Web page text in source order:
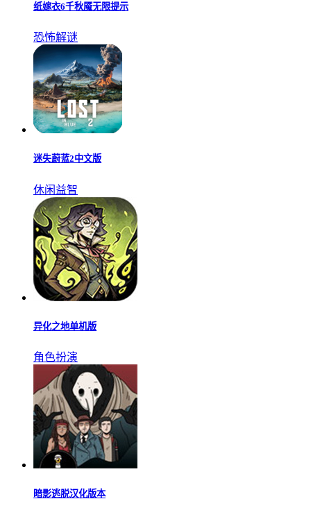
纸嫁衣6千秋魇无限提示
恐怖解谜
迷失蔚蓝2中文版
休闲益智
异化之地单机版
角色扮演
暗影逃脱汉化版本